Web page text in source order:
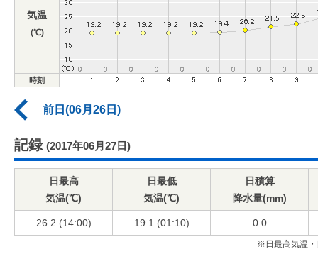
気温
(℃)
時刻
前日(06月26日)
記録 (2017年06月27日)
日最高
気温(℃)
日最低
気温(℃)
日積算
降水量(mm)
26.2 (14:00) 19.1 (01:10) 0.0
※日最高気温・